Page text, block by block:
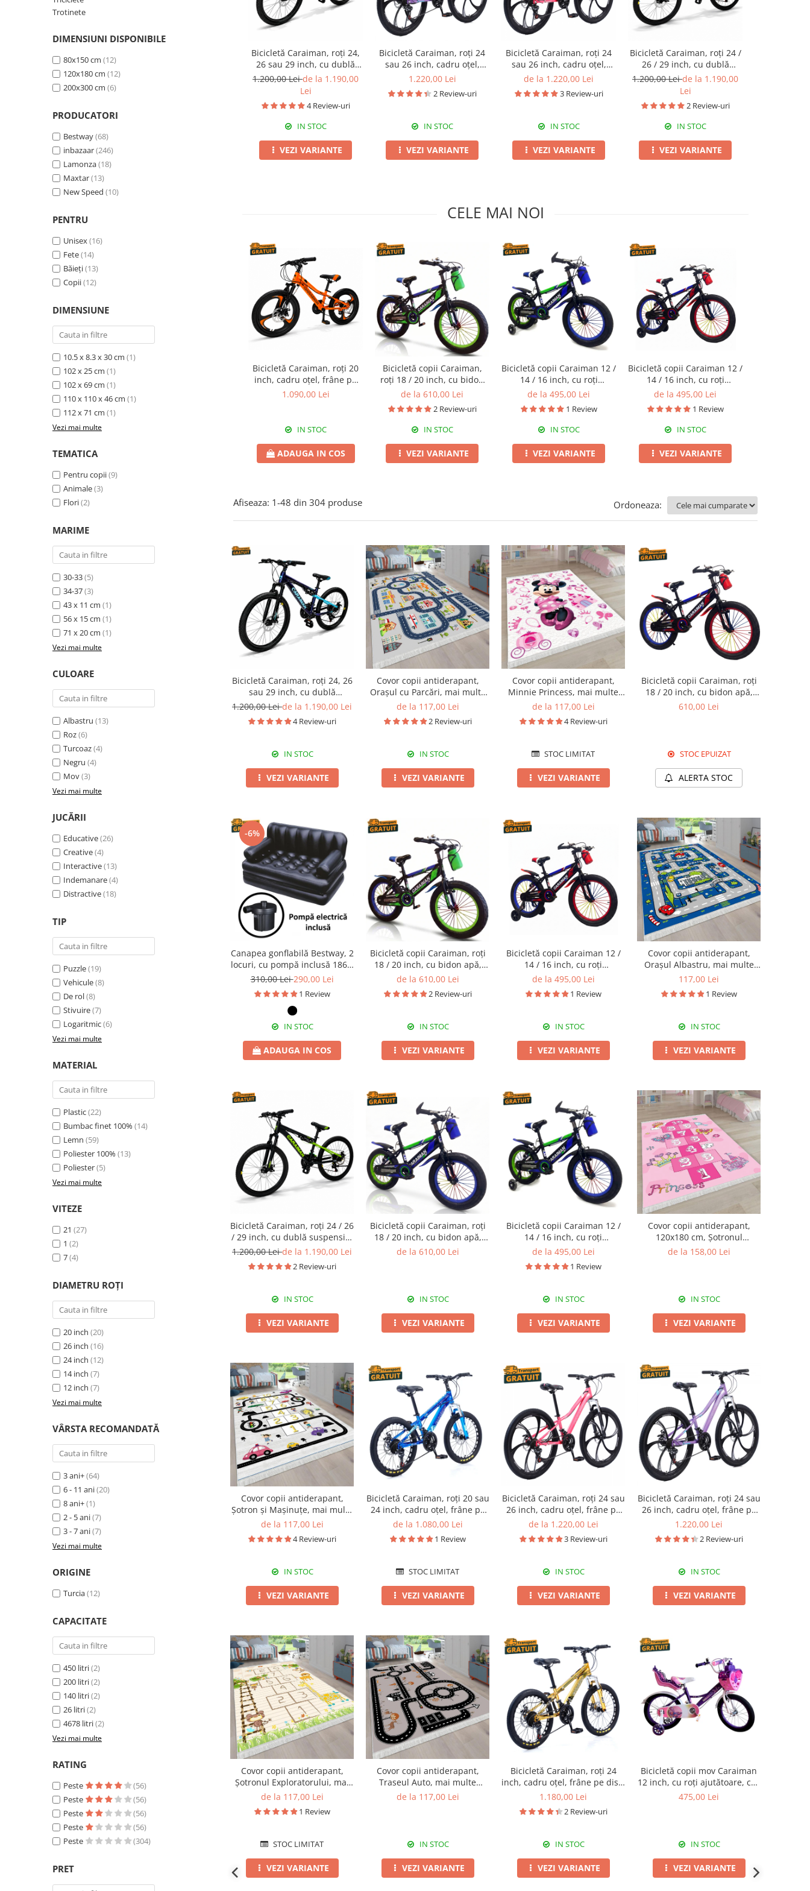
Pilote cu blăniță
Trotinete
DIMENSIUNI DISPONIBILE
80x150 cm (12)
120x180 cm (12)
200x300 cm (6)
PRODUCATORI
Bestway(68)
inbazaar(246)
Lamonza(18)
Maxtar(13)
New Speed (10)
PENTRU
Unisex(16)
Fete(14)
Băieți(13)
Copii(12)
DIMENSIUNE
10.5 x 8.3 x 30 cm (1)
102 x 25 cm (1)
102 x 69 cm (1)
110 x 110 x 46 cm (1)
112 x 71 cm (1)
Vezi mai multe
TEMATICA
Pentru copii(9)
Animale(3)
Flori(2)
MARIME
30-33(5)
34-37(3)
43 x 11 cm (1)
56 x 15 cm (1)
71 x 20 cm (1)
Vezi mai multe
CULOARE
Albastru (13)
Roz(6)
Turcoaz(4)
Negru (4)
Mov(3)
Vezi mai multe
JUCĂRII
Educative(26)
Creative(4)
Interactive(13)
Indemanare(4)
Distractive(18)
TIP
Puzzle(19)
Vehicule(8)
De rol(8)
Stivuire(7)
Logaritmic(6)
Vezi mai multe
MATERIAL
Plastic(22)
Bumbac finet 100% (14)
Lemn (59)
Poliester 100% (13)
Poliester(5)
Vezi mai multe
VITEZE
21 (27)
1 (2)
7(4)
DIAMETRU ROȚI
20 inch (20)
26 inch (16)
24 inch (12)
14 inch (7)
12 inch (7)
Vezi mai multe
VÂRSTA RECOMANDATĂ
3 ani+(64)
6 - 11 ani(20)
8 ani+(1)
2 - 5 ani(7)
3 - 7 ani(7)
Vezi mai multe
ORIGINE
Turcia(12)
CAPACITATE
450 litri(2)
200 litri(2)
140 litri(2)
26 litri(2)
4678 litri(2)
Vezi mai multe
RATING
Peste
(56)
Peste
(56)
Peste
(56)
Peste
(56)
Peste
(304)
PRET
Bicicletă Caraiman, roți 24,
26 sau 29 inch, cu dublă
suspensie, frâne pe disc,
cameleon
1.200,00 Leide la 1.190,00
Lei
4 Review-uri
IN STOC
VEZI VARIANTE
Bicicletă Caraiman, roți 24
sau 26 inch, cadru oțel,
frâne pe disc, mov
1.220,00 Lei
2 Review-uri
IN STOC
VEZI VARIANTE
Bicicletă Caraiman, roți 24
sau 26 inch, cadru oțel,
frâne pe disc, roz
de la 1.220,00 Lei
3 Review-uri
IN STOC
VEZI VARIANTE
Bicicletă Caraiman, roți 24 /
26 / 29 inch, cu dublă
suspensie, frâne pe disc,
negru cu verde
1.200,00 Leide la 1.190,00
Lei
2 Review-uri
IN STOC
VEZI VARIANTE
CELE MAI NOI
Bicicletă Caraiman, roți 20
inch, cadru oțel, frâne pe
disc, portocaliu
1.090,00 Lei
IN STOC
ADAUGA IN COS
Bicicletă copii Caraiman,
roți 18 / 20 inch, cu bidon
apă, verde
de la 610,00 Lei
2 Review-uri
IN STOC
VEZI VARIANTE
Bicicletă copii Caraiman 12 /
14 / 16 inch, cu roți
ajutătoare, bidon apă,
albastră
de la 495,00 Lei
1 Review
IN STOC
VEZI VARIANTE
Bicicletă copii Caraiman 12 /
14 / 16 inch, cu roți
ajutătoare, bidon apă, roșie
de la 495,00 Lei
1 Review
IN STOC
VEZI VARIANTE
Afiseaza: 1-48 din 304 produse Ordoneaza:
Bicicletă Caraiman, roți 24, 26
sau 29 inch, cu dublă
suspensie, frâne pe disc,
cameleon
1.200,00 Leide la 1.190,00 Lei
4 Review-uri
IN STOC
VEZI VARIANTE
Covor copii antiderapant,
Orașul cu Parcări, mai multe
dimensiuni
de la 117,00 Lei
2 Review-uri
IN STOC
VEZI VARIANTE
Covor copii antiderapant,
Minnie Princess, mai multe
dimensiuni
de la 117,00 Lei
4 Review-uri
STOC LIMITAT
VEZI VARIANTE
Bicicletă copii Caraiman, roți
18 / 20 inch, cu bidon apă,
roșie
610,00 Lei
STOC EPUIZAT
ALERTA STOC
-6%
Canapea gonflabilă Bestway, 2
locuri, cu pompă inclusă 186 x
145 x 64 cm
310,00 Lei290,00 Lei
1 Review
IN STOC
ADAUGA IN COS
Bicicletă copii Caraiman, roți
18 / 20 inch, cu bidon apă,
verde
de la 610,00 Lei
2 Review-uri
IN STOC
VEZI VARIANTE
Bicicletă copii Caraiman 12 /
14 / 16 inch, cu roți
ajutătoare, bidon apă, roșie
de la 495,00 Lei
1 Review
IN STOC
VEZI VARIANTE
Covor copii antiderapant,
Orașul Albastru, mai multe
dimensiuni
117,00 Lei
1 Review
IN STOC
VEZI VARIANTE
Bicicletă Caraiman, roți 24 / 26
/ 29 inch, cu dublă suspensie,
frâne pe disc, negru cu verde
1.200,00 Leide la 1.190,00 Lei
2 Review-uri
IN STOC
VEZI VARIANTE
Bicicletă copii Caraiman, roți
18 / 20 inch, cu bidon apă,
albastră
de la 610,00 Lei
IN STOC
VEZI VARIANTE
Bicicletă copii Caraiman 12 /
14 / 16 inch, cu roți
ajutătoare, bidon apă,
albastră
de la 495,00 Lei
1 Review
IN STOC
VEZI VARIANTE
Covor copii antiderapant,
120x180 cm, Șotronul
Prințesei
de la 158,00 Lei
IN STOC
VEZI VARIANTE
Covor copii antiderapant,
Șotron și Mașinuțe, mai multe
dimensiuni
de la 117,00 Lei
4 Review-uri
IN STOC
VEZI VARIANTE
Bicicletă Caraiman, roți 20 sau
24 inch, cadru oțel, frâne pe
disc, albastră
de la 1.080,00 Lei
1 Review
STOC LIMITAT
VEZI VARIANTE
Bicicletă Caraiman, roți 24 sau
26 inch, cadru oțel, frâne pe
disc, roz
de la 1.220,00 Lei
3 Review-uri
IN STOC
VEZI VARIANTE
Bicicletă Caraiman, roți 24 sau
26 inch, cadru oțel, frâne pe
disc, mov
1.220,00 Lei
2 Review-uri
IN STOC
VEZI VARIANTE
Covor copii antiderapant,
Șotronul Exploratorului, mai
multe dimensiuni
de la 117,00 Lei
1 Review
STOC LIMITAT
VEZI VARIANTE
Covor copii antiderapant,
Traseul Auto, mai multe
dimensiuni
de la 117,00 Lei
IN STOC
VEZI VARIANTE
Bicicletă Caraiman, roți 24
inch, cadru oțel, frâne pe disc,
galbenă
1.180,00 Lei
2 Review-uri
IN STOC
VEZI VARIANTE
Bicicletă copii mov Caraiman
12 inch, cu roți ajutătoare, coș
și scăunel păpușă
475,00 Lei
IN STOC
VEZI VARIANTE